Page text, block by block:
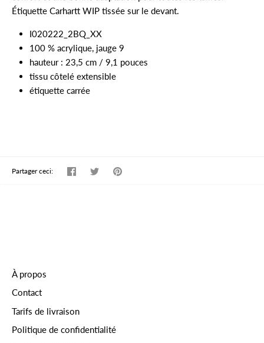
Étiquette Carhartt WIP tissée sur le devant.
I020222_2BQ_XX
100 % acrylique, jauge 9
hauteur : 23,5 cm / 9,1 pouces
tissu côtelé extensible
étiquette carrée
Partager ceci: PartagerTweeterÉpingler
À propos
Contact
Tarifs de livraison
Politique de confidentialité